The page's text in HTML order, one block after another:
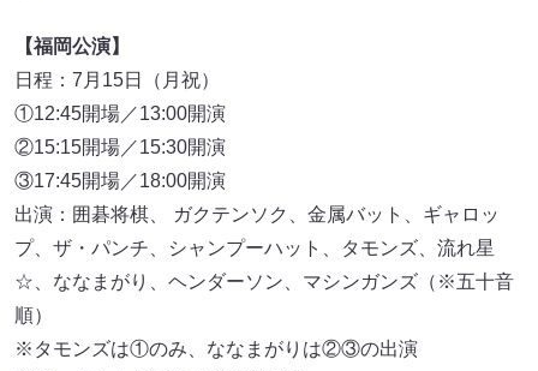
【福岡公演】
日程：7月15日（月祝）
①12:45開場／13:00開演
②15:15開場／15:30開演
③17:45開場／18:00開演
出演：囲碁将棋、 ガクテンソク、金属バット、ギャロッ
プ、ザ・パンチ、シャンプーハット、タモンズ、流れ星
☆、ななまがり、ヘンダーソン、マシンガンズ（※五十音
順）
※タモンズは①のみ、ななまがりは②③の出演